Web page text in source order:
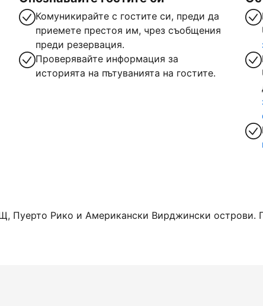
Комуникирайте с гостите си, преди да
приемете престоя им, чрез съобщения
преди резервация.
Проверявайте информация за
историята на пътуванията на гостите.
Пуерто Рико и Американски Вирджински острови.